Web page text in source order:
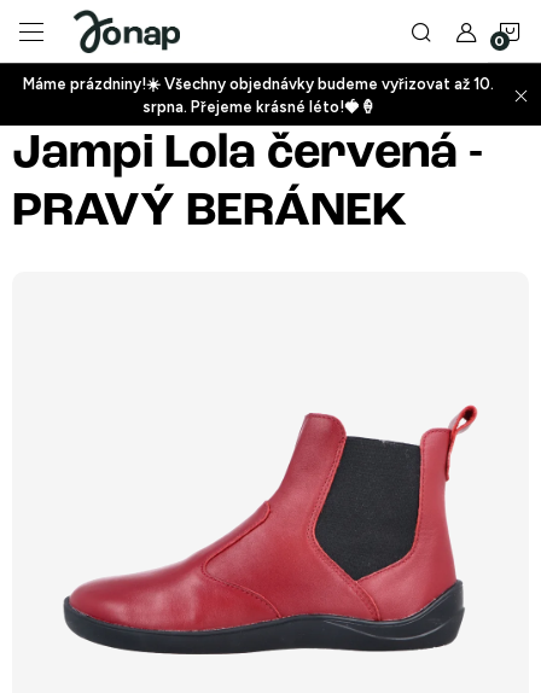
obsah
+
Máme prázdniny!☀️ Všechny objednávky budeme vyřizovat až 10.
srpna. Přejeme krásné léto!🍓🍦
Jampi Lola červená -
PRAVÝ BERÁNEK